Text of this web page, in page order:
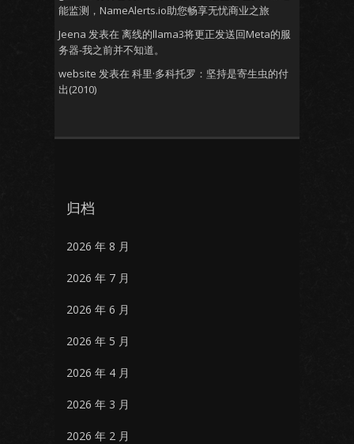
能监测，NameAlerts.io助您畅享无忧商业之旅
Jeena 发表在 离线的llama3将更正发送回Meta的服
务器-我之前并不知道。
website 发表在 科里·多科托罗：坚持是寄生虫的付
出(2010)
归档
2026 年 8 月
2026 年 7 月
2026 年 6 月
2026 年 5 月
2026 年 4 月
2026 年 3 月
2026 年 2 月